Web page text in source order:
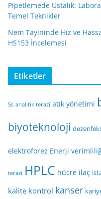
Pipetlemede Ustalık:
Temel Teknikler
Nem Tayininde Hız ve
HS153 İncelemesi
Etiketler
5s analitik terazi atık yönetimi
biyoteknoloji
elektroforez Enerji
terazi HPLC hücre ilaç
kalite kontrol kanser